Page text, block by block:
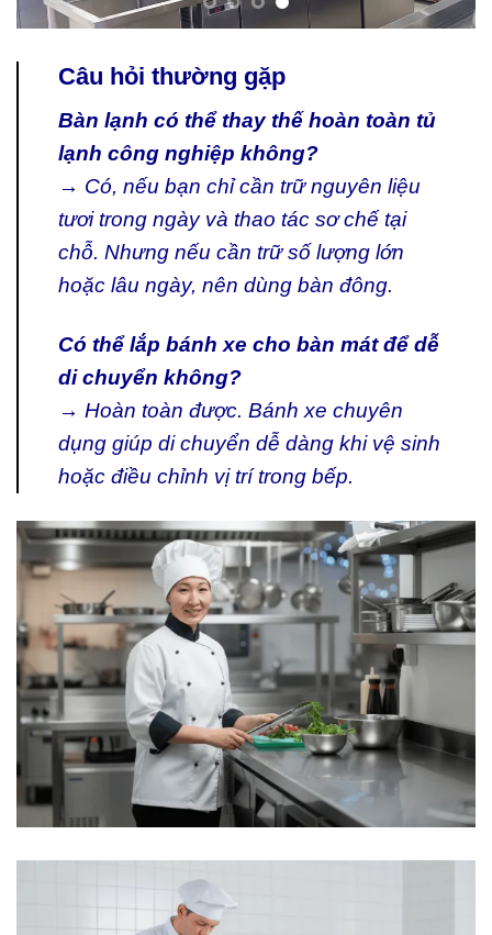
Câu hỏi thường gặp
Bàn lạnh có thể thay thế hoàn toàn tủ
lạnh công nghiệp không?
→ Có, nếu bạn chỉ cần trữ nguyên liệu
tươi trong ngày và thao tác sơ chế tại
chỗ. Nhưng nếu cần trữ số lượng lớn
hoặc lâu ngày, nên dùng bàn đông.
Có thể lắp bánh xe cho bàn mát để dễ
di chuyển không?
→ Hoàn toàn được. Bánh xe chuyên
dụng giúp di chuyển dễ dàng khi vệ sinh
hoặc điều chỉnh vị trí trong bếp.